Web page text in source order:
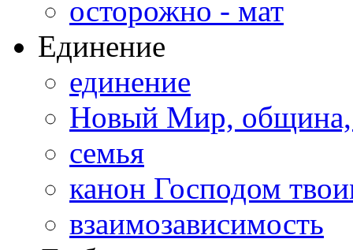
осторожно - мат
Единение
единение
Новый Мир,
семья
канон Господом
взаимозависимость